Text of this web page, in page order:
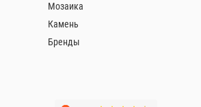
Мозаика
Камень
Бренды